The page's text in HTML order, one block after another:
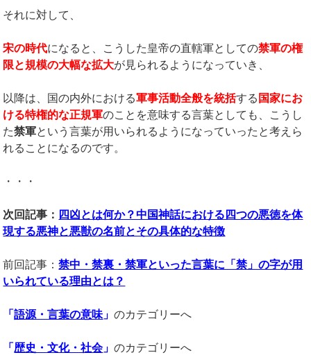
それに対して、
宋の時代になると、こうした皇帝の直轄軍としての禁軍の権
限と規模の大幅な拡大が見られるようになっていき、
以降は、国の内外における軍事活動全般を統括する 国家にお
ける特権的な正規軍のことを意味する言葉としても、こうし
た禁軍という言葉が用いられるようになっていったと考えら
れることになるのです。
・・・
次回記事： 四凶とは何か？中国神話における四つの悪徳を体
現する悪神と悪獣の名前とその具体的な特徴
前回記事：禁中・禁裏・禁軍といった言葉に「禁」の字が用
いられている理由とは？
「語源・言葉の意味」のカテゴリーへ
「歴史・文化・社会」のカテゴリーへ